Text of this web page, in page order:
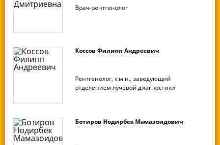
Врач-рентгенолог
Коссов Филипп Андреевич
Рентгенолог, к.м.н., заведующий
отделением лучевой диагностики
Ботиров Нодирбек Мамазоидович